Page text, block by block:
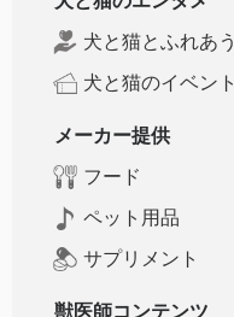
犬と猫とふれあう
犬と猫のイベント
メーカー提供
フード
ペット用品
サプリメント
獣医師コンテンツ